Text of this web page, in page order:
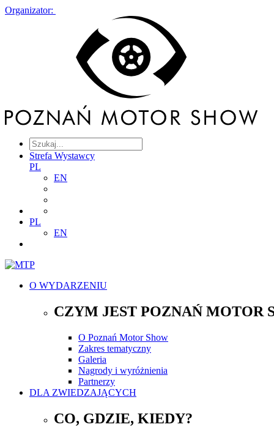
Organizator:
Strefa Wystawcy
PL
EN
PL
EN
O WYDARZENIU
CZYM JEST POZNAŃ MOTOR
O Poznań Motor Show
Zakres tematyczny
Galeria
Nagrody i wyróżnienia
Partnerzy
DLA ZWIEDZAJĄCYCH
CO, GDZIE, KIEDY?